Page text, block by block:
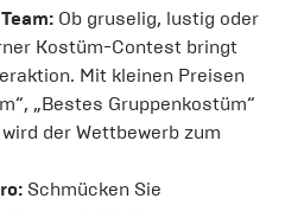
Ob gruselig, lustig oder
Kostüm-Contest bringt
Mit kleinen Preisen
„Bestes Gruppenkostüm“
der Wettbewerb zum
Schmücken Sie